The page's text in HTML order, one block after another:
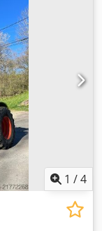
1 /4